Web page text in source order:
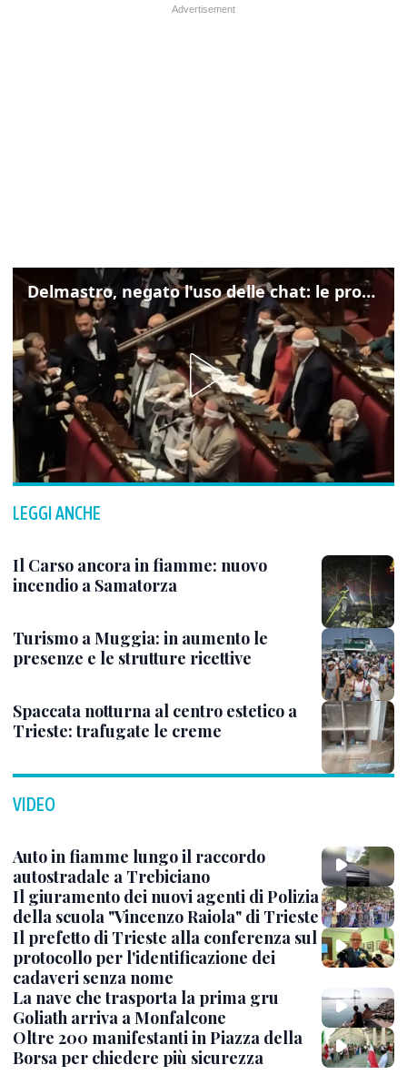
Delmastro, negato l'uso delle chat: le proteste di Avs e M5s
LEGGI ANCHE
Il Carso ancora in fiamme: nuovo
incendio a Samatorza
Turismo a Muggia: in aumento le
presenze e le strutture ricettive
Spaccata notturna al centro estetico a
Trieste: trafugate le creme
VIDEO
Auto in fiamme lungo il raccordo
autostradale a Trebiciano
Il giuramento dei nuovi agenti di Polizia
della scuola "Vincenzo Raiola" di Trieste
Il prefetto di Trieste alla conferenza sul
protocollo per l'identificazione dei
cadaveri senza nome
La nave che trasporta la prima gru
Goliath arriva a Monfalcone
Oltre 200 manifestanti in Piazza della
Borsa per chiedere più sicurezza